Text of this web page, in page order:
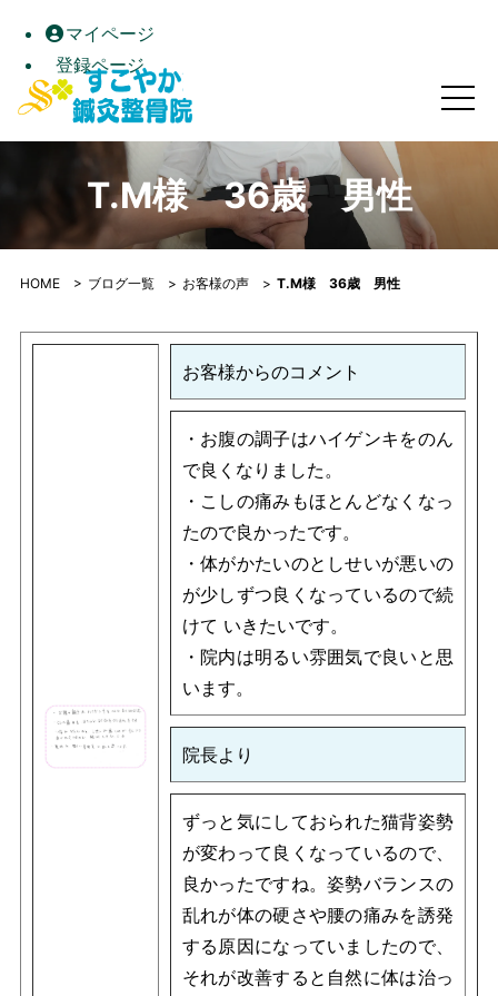
マイページ
登録ページ
T.M様 36歳 男性｜すこやか鍼灸整骨院｜高松市屋島の自
T.M様 36歳 男性
HOME> ブログ一覧> お客様の声> T.M様 36歳 男性
お客様からのコメント
・お腹の調子はハイゲンキをのん
で良くなりました。
・こしの痛みもほとんどなくなっ
たので良かったです。
・体がかたいのとしせいが悪いの
が少しずつ良くなっているので続
けて いきたいです。
・院内は明るい雰囲気で良いと思
います。
院長より
ずっと気にしておられた猫背姿勢
が変わって良くなっているので、
良かったですね。姿勢バランスの
乱れが体の硬さや腰の痛みを誘発
する原因になっていましたので、
それが改善すると自然に体は治っ